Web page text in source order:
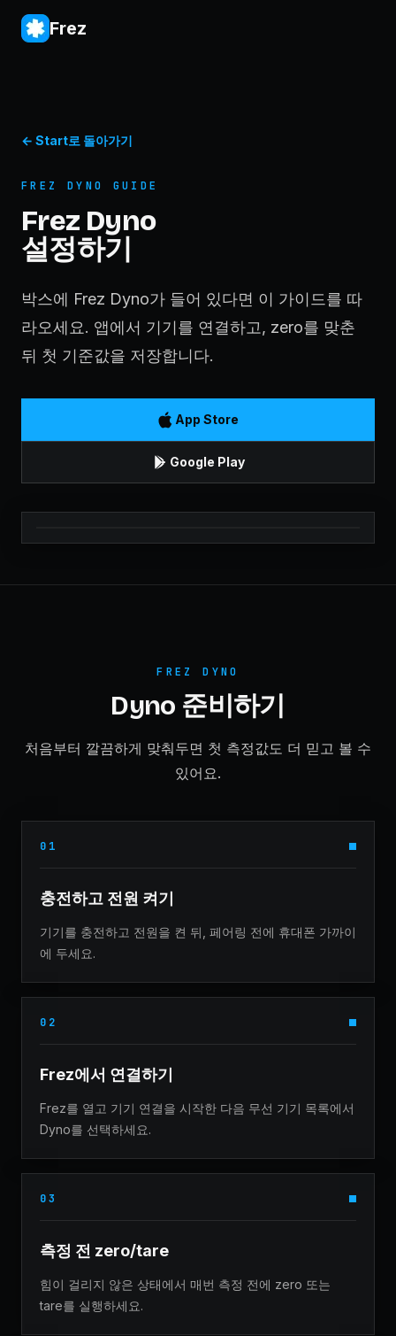
Frez
← Start로 돌아가기
FREZ DYNO GUIDE
Frez Dyno
설정하기
박스에 Frez Dyno가 들어 있다면 이 가이드를 따
라오세요. 앱에서 기기를 연결하고, zero를 맞춘
뒤 첫 기준값을 저장합니다.
App Store
Google Play
FREZ DYNO
Dyno 준비하기
처음부터 깔끔하게 맞춰두면 첫 측정값도 더 믿고 볼 수
있어요.
01
충전하고 전원 켜기
기기를 충전하고 전원을 켠 뒤, 페어링 전에 휴대폰 가까이
에 두세요.
02
Frez에서 연결하기
Frez를 열고 기기 연결을 시작한 다음 무선 기기 목록에서
Dyno를 선택하세요.
03
측정 전 zero/tare
힘이 걸리지 않은 상태에서 매번 측정 전에 zero 또는
tare를 실행하세요.